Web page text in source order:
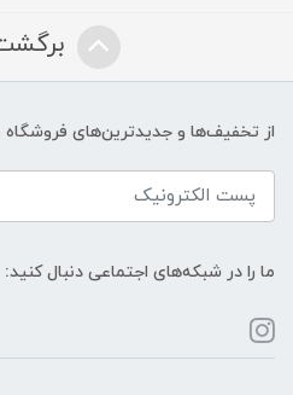
برگشت
از تخفیف‌ها و جدیدترین‌های فروشگاه
ما را در شبکه‌های اجتماعی دنبال کنید: